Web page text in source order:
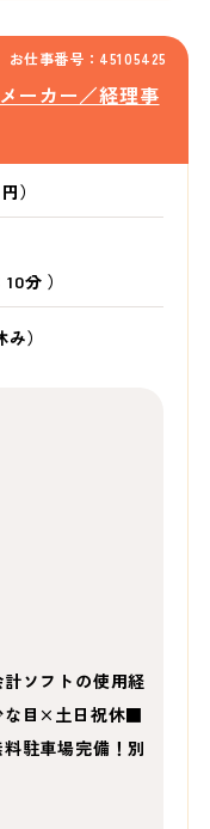
お仕事番号：45105425
ーカー／経理事
）
10分 ）
）
ソフトの使用経
な目×土日祝休■
駐車場完備！別